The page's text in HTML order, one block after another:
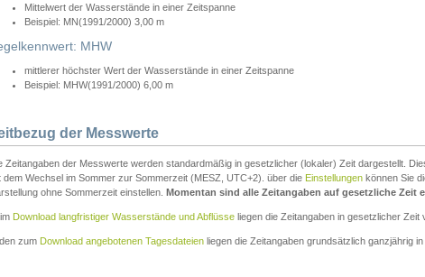
Mittelwert der Wasserstände in einer Zeitspanne
Beispiel: MN(1991/2000) 3,00 m
MHW
mittlerer höchster Wert der Wasserstände in einer Zeitspanne
Beispiel: MHW(1991/2000) 6,00 m
der Messwerte
Zeitangaben der Messwerte werden standardmäßig in gesetzlicher (lokaler) Zeit dargestellt.
dem Wechsel im Sommer zur Sommerzeit (MESZ, UTC+2). über die Einstellungen können Sie
ohne Sommerzeit einstellen. Momentan sind alle Zeitangaben auf gesetzliche Zeit
Download langfristiger Wasserstände und Abflüsse liegen die Zeitangaben in gesetzlicher Zeit
zum Download angebotenen Tagesdateien liegen die Zeitangaben grundsätzlich ganzjährig